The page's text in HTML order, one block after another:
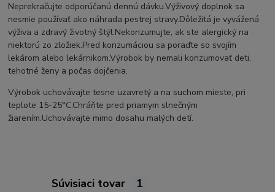
Neprekračujte odporúčanú dennú dávku.Výživový doplnok sa
nesmie používať ako náhrada pestrej stravy.Dôležitá je vyvážená
výživa a zdravý životný štýl.Nekonzumujte, ak ste alergický na
niektorú zo zložiek.Pred konzumáciou sa poraďte so svojím
lekárom alebo lekárnikom.Výrobok by nemali konzumovať deti,
tehotné ženy a počas dojčenia.
Výrobok uchovávajte tesne uzavretý a na suchom mieste, pri
teplote 15-25°C.Chráňte pred priamym slnečným
žiarením.Uchovávajte mimo dosahu malých detí.
Súvisiaci tovar 1